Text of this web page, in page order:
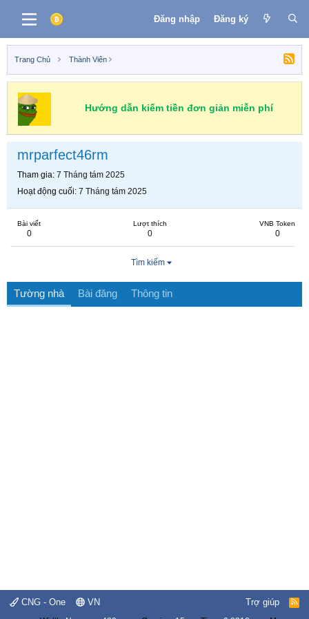
Đăng nhập Đăng ký
Trang Chủ Thành Viên
Hướng dẫn kiếm tiền đơn giản miễn phí
mrparfect46rm
Tham gia 7 Tháng tám 2025
Hoạt động cuối 7 Tháng tám 2025
Bài viết
0
Lượt thích
0
VNB Token
0
Tìm kiếm
Tường nhà Bài đăng Thông tin
CNG - One VN Trợ giúp
R